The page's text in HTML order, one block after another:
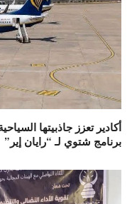
برنامج شتوي لـ “رايان إير”